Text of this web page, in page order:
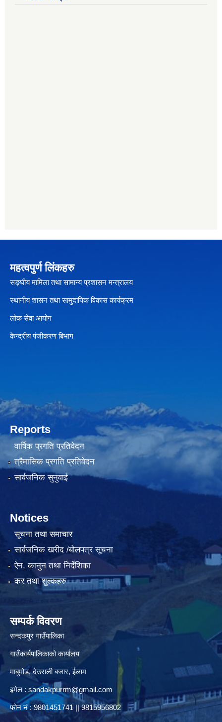
महत्वपुर्ण लिंकहरु
सङ्घीय मामिला तथा सामान्य प्रशासन मन्त्रालय
स्थानीय शासन तथा सामुदायिक विकास कार्यक्रम
लोक सेवा आयोग
केन्द्रीय पंजीकरण बिभाग
Reports
वार्षिक प्रगति प्रतिवेदन
त्रैमासिक प्रगति प्रतिवेदन
सार्वजनिक सुनुवाई
Notices
सूचना तथा समाचार
सार्वजनिक खरीद /बोलपत्र सूचना
ऐन, कानुन तथा निर्देशिका
कर तथा शुल्कहरु
सम्पर्क विवरण
सन्दकपुर गाउँपालिका
गाउँकार्यपालिकाको कार्यालय
माबुमोड, देउराली बजार, ईलाम
इमेल : sandakpurrm@gmail.com
फोन नं : 9801451741 || 9815956802